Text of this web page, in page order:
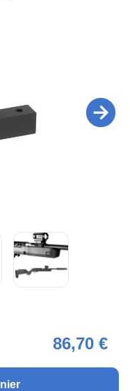
86,70 €